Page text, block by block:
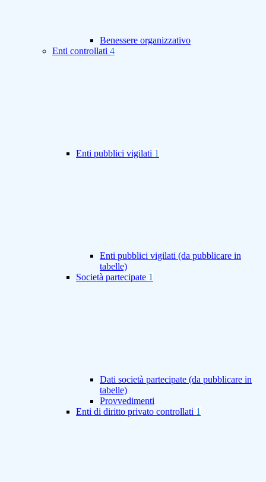
Benessere organizzativo
Enti controllati 4
Enti pubblici vigilati 1
Enti pubblici vigilati (da pubblicare in
tabelle)
Società partecipate 1
Dati società partecipate (da pubblicare in
tabelle)
Provvedimenti
Enti di diritto privato controllati 1